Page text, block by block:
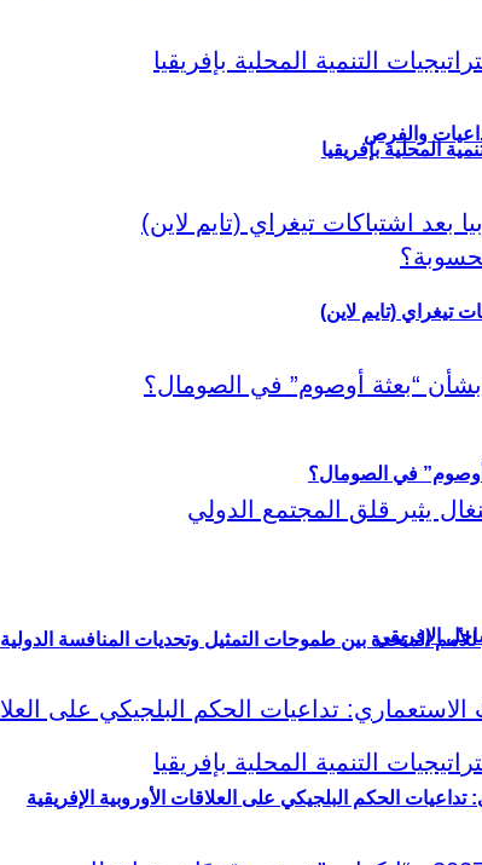
والفرص
المتحدة بين طموحات التمثيل وتحديات المنافسة الدولية
المحلية بإفريقيا
تيغراي (تايم لاين)
الإفريقي
تداعيات الحكم البلجيكي على العلاقات الأوروبية الإفريقية